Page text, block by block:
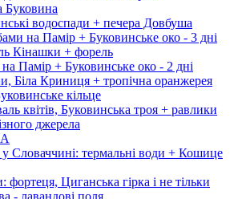
Буковина
водоспади + печера Довбуша
на Памір + Буковинське око - 3 дні
Кінашки + форель
на Памір + Буковинське око - 2 дні
Біла Криниця + тропічна оранжерея
кільце
квітів, Буковинська троя + равлики
джерела
у Словаччині: термальні води + Кошице
фортеця, Циганська гірка і не тільки
- лавандові поля